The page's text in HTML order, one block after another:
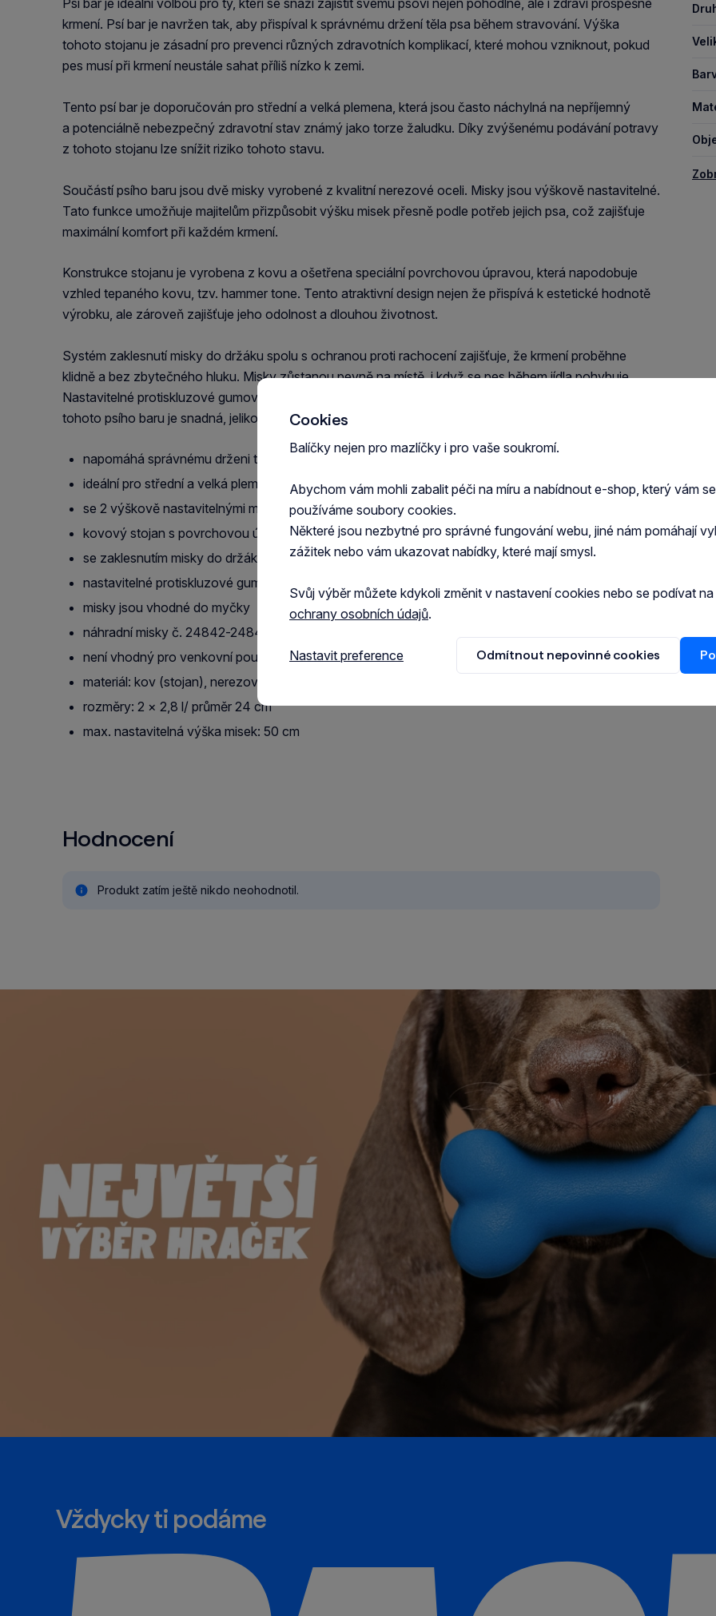
Psí bar je ideální volbou pro ty, kteří se snaží zajistit svému psovi nejen pohodlné, ale i zdraví prospěšné
krmení. Psí bar je navržen tak, aby přispíval k správnému držení těla psa během stravování. Výška
tohoto stojanu je zásadní pro prevenci různých zdravotních komplikací, které mohou vzniknout, pokud
pes musí při krmení neustále sahat příliš nízko k zemi.
Tento psí bar je doporučován pro střední a velká plemena, která jsou často náchylná na nepříjemný
a potenciálně nebezpečný zdravotní stav známý jako torze žaludku. Díky zvýšenému podávání potravy
z tohoto stojanu lze snížit riziko tohoto stavu.
Součástí psího baru jsou dvě misky vyrobené z kvalitní nerezové oceli. Misky jsou výškově nastavitelné.
Tato funkce umožňuje majitelům přizpůsobit výšku misek přesně podle potřeb jejich psa, což zajišťuje
maximální komfort při každém krmení.
Konstrukce stojanu je vyrobena z kovu a ošetřena speciální povrchovou úpravou, která napodobuje
vzhled tepaného kovu, tzv. hammer tone. Tento atraktivní design nejen že přispívá k estetické hodnotě
výrobku, ale zároveň zajišťuje jeho odolnost a dlouhou životnost.
Systém zaklesnutí misky do držáku spolu s ochranou proti rachocení zajišťuje, že krmení proběhne
klidně a bez zbytečného hluku. Misky zůstanou pevně na místě, i když se pes během jídla pohybuje.
Nastavitelné protiskluzové gumové nožky zabraňují nechtěnému pohybu stojanu po podlaze. Údržba
tohoto psího baru je snadná, jelikož misky jsou vhodné k mytí v myčce na nádobí.
napomáhá správnému drženi těla při krmení
ideální pro střední a velká plemena psů náchylná na torzi žaludku
se 2 výškově nastavitelnými miskami z nerezové oceli
kovový stojan s povrchovou úpravou ve vzhledu tepaného kovu (tzv. hammer tone)
se zaklesnutím misky do držáku a ochranou proti rachocení
nastavitelné protiskluzové gumové nožky
misky jsou vhodné do myčky
náhradní misky č. 24842-24845
není vhodný pro venkovní použití
materiál: kov (stojan), nerezová ocel (misky)
rozměry: 2 × 2,8 l/ průměr 24 cm
max. nastavitelná výška misek: 50 cm
Hodnocení
Produkt zatím ještě nikdo neohodnotil.
Vždycky ti podáme
Cookies
Balíčky nejen pro mazlíčky i pro vaše soukromí.
Abychom vám mohli zabalit péči na míru a nabídnout e-shop, který vám
používáme soubory cookies.
Některé jsou nezbytné pro správné fungování webu, jiné nám pomáhají
zážitek nebo vám ukazovat nabídky, které mají smysl.
Svůj výběr můžete kdykoli změnit v nastavení cookies nebo se podívat na
ochrany osobních údajů.
Nastavit preference Odmítnout nepovinné cookies